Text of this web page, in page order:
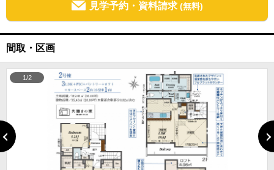
見学予約・資料請求 (無料)
間取・区画
1/2